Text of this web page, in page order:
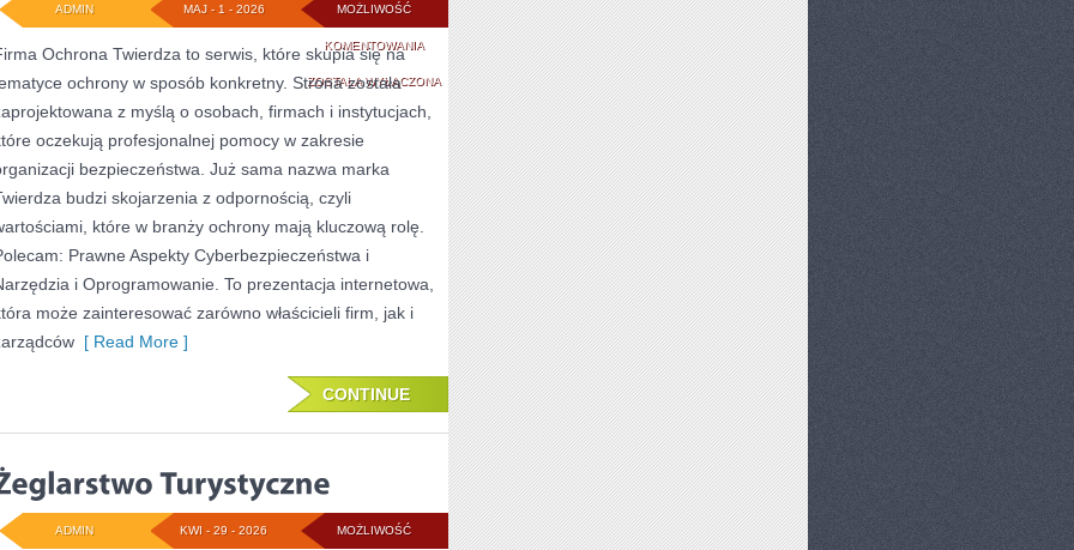
MOŻLIWOŚĆ
KOMENTOWANIAOCHRONA
DANYCH
OSOBOWYCH
ZOSTAŁA WYŁĄCZONA
MAJ - 1 - 2026
ADMIN
Ochrona Twierdza to serwis, które skupia się na
ochrony w sposób konkretny. Strona została
z myślą o osobach, firmach i instytucjach,
oczekują profesjonalnej pomocy w zakresie
bezpieczeństwa. Już sama nazwa marka
budzi skojarzenia z odpornością, czyli
które w branży ochrony mają kluczową rolę.
Prawne Aspekty Cyberbezpieczeństwa i
i Oprogramowanie. To prezentacja internetowa,
może zainteresować zarówno właścicieli firm, jak i
[ Read More ]
CONTINUE
MOŻLIWOŚĆ
KWI - 29 - 2026
ADMIN